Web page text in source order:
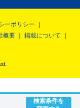
検索条件を
ーポリシー
概要
掲載について